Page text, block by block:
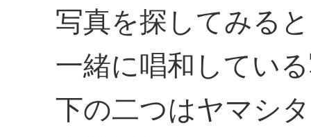
写真を探してみる
一緒に唱和してい
下の二つはヤマシ